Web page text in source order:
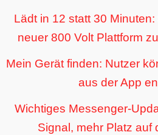
Lädt in 12 statt 30
neuer 800 Volt Plattform
Mein Gerät finden: Nutzer
aus der App
Wichtiges Messenger-
Signal, mehr Platz auf